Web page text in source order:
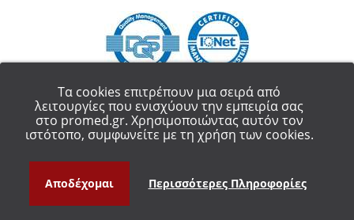
Τα cookies επιτρέπουν μια σειρά από
λειτουργίες που ενισχύουν την εμπειρία σας
στο promed.gr. Χρησιμοποιώντας αυτόν τον
ιστότοπο, συμφωνείτε με τη χρήση των cookies.
Αποδέχομαι Περισσότερες Πληροφορίες
COPYRIGHT 2018 - ALL RIGHT RESERVED.PROMED ΟΡΘΟΠΕΔΙΚΑ ΕΙΔΗ
ΘΕΣΣΑΛΟΝΙΚΗ